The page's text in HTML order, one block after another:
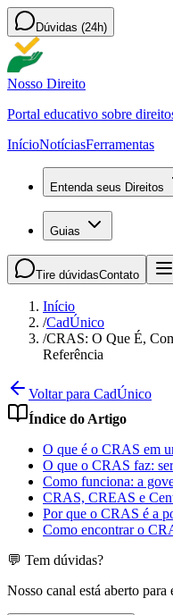
Dúvidas (24h)
Nosso Direito
Portal educativo sobre
InícioNotíciasFerramentas
Entenda seus Direitos
Guias
Tire dúvidasContato
Início
/CadÚnico
/CRAS: O Que É,
Referência
Voltar para CadÚnico
Índice do Artigo
O que é o CRAS em
O que o CRAS faz:
Como funciona: a
CRAS, CREAS e
Por que o CRAS é a
Como encontrar o
💬 Tem dúvidas?
Nosso canal está aberto para